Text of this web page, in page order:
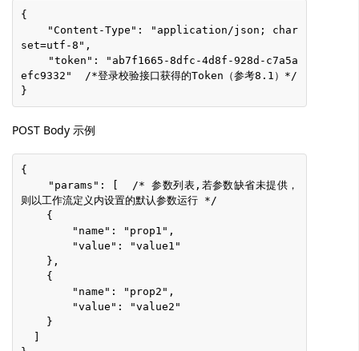
{
set=utf-8",
efc9332"  /*登录校验接口获得的Token（参考8.1）*/
}
POST Body 示例
{
则以工作流定义内设置的默认参数运行 */
{
"name": "prop1",
"value": "value1"
},
{
"name": "prop2",
"value": "value2"
}
]